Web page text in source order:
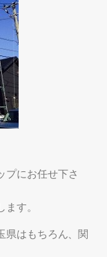
プにお任せ下さ
す。
県はもちろん、関